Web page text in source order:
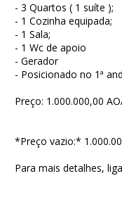
- 3 Quartos ( 1 suíte );
- 1 Cozinha equipada;
- 1 Sala;
- 1 Wc de apoio
- Gerador
- Posicionado no 1ª
Preço: 1.000.000,00
*Preço vazio:*
Para mais detalhes,